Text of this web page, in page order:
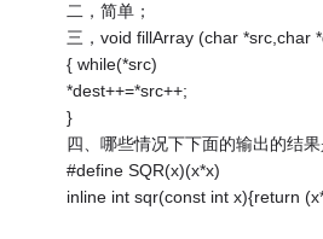
二，简单；
三，void fillArray (char *src,char
{ while(*src)
*dest++=*src++;
}
四、哪些情况下下面的输出的结果
#define SQR(x)(x*x)
inline int sqr(const int x){return